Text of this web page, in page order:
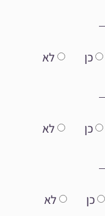
כן לא
כן לא
כן לא